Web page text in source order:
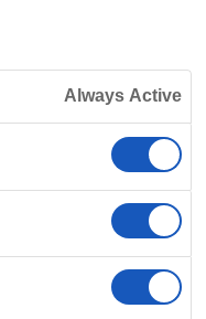
Always Active